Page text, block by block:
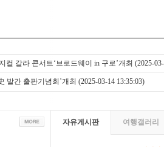
컬 갈라 콘서트‘브로드웨이 in 구로’개최 (2025-
발간 출판기념회’개최 (2025-03-14 13:35:03)
자유게시판 여행갤러리